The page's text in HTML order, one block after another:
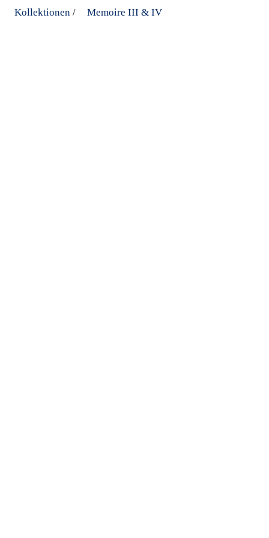
Kollektionen / Memoire III & IV